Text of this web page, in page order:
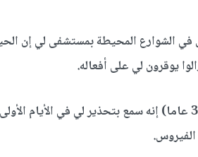
الشوارع المحيطة بمستشفى لي إن
يوقرون لي على أفعاله.
وقال جي بنغ هوي (34 عاما) إنه سمع بتحذير لي في